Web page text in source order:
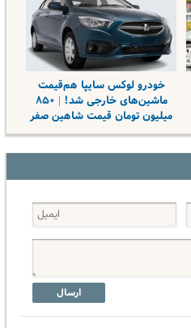
خودرو لوکس سایپا هم‌قیمت
ماشین‌های خارجی شد! | ۸۵۰
میلیون تومان قیمت شاهین صفر
ارسال